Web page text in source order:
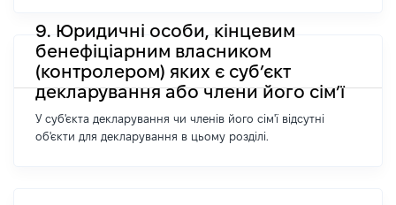
9. Юридичні особи, кінцевим
бенефіціарним власником
(контролером) яких є суб’єкт
декларування або члени його сім’ї
У суб'єкта декларування чи членів його сім'ї відсутні
об'єкти для декларування в цьому розділі.